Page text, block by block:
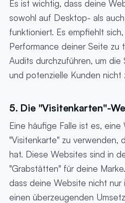
Es ist wichtig, dass deine
sowohl auf Desktop- als
funktioniert. Es empfiehlt
Performance deiner Seite zu
Audits durchzuführen, um die
und potenzielle Kunden nicht
5. Die "Visitenkarten"-
Eine häufige Falle ist es, eine
"Visitenkarte" zu verwenden,
hat. Diese Websites sind in
"Grabstätten" für deine
dass deine Website nicht nur
einen überzeugenden